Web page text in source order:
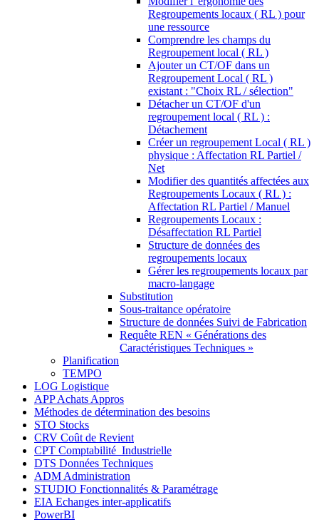
Regroupements locaux ( RL ) pour
une ressource
Comprendre les champs du
Regroupement local ( RL )
Ajouter un CT/OF dans un
Regroupement Local ( RL )
existant : "Choix RL / sélection"
Détacher un CT/OF d'un
regroupement local ( RL ) :
Détachement
Créer un regroupement Local ( RL )
physique : Affectation RL Partiel /
Net
Modifier des quantités affectées aux
Regroupements Locaux ( RL ) :
Affectation RL Partiel / Manuel
Regroupements Locaux :
Désaffectation RL Partiel
Structure de données des
regroupements locaux
Gérer les regroupements locaux par
macro-langage
Substitution
Sous-traitance opératoire
Structure de données Suivi de Fabrication
Requête REN « Générations des
Caractéristiques Techniques »
Planification
TEMPO
LOG Logistique
APP Achats Appros
Méthodes de détermination des besoins
STO Stocks
CRV Coût de Revient
CPT Comptabilité_Industrielle
DTS Données Techniques
ADM Administration
STUDIO Fonctionnalités & Paramétrage
EIA Echanges inter-applicatifs
PowerBI